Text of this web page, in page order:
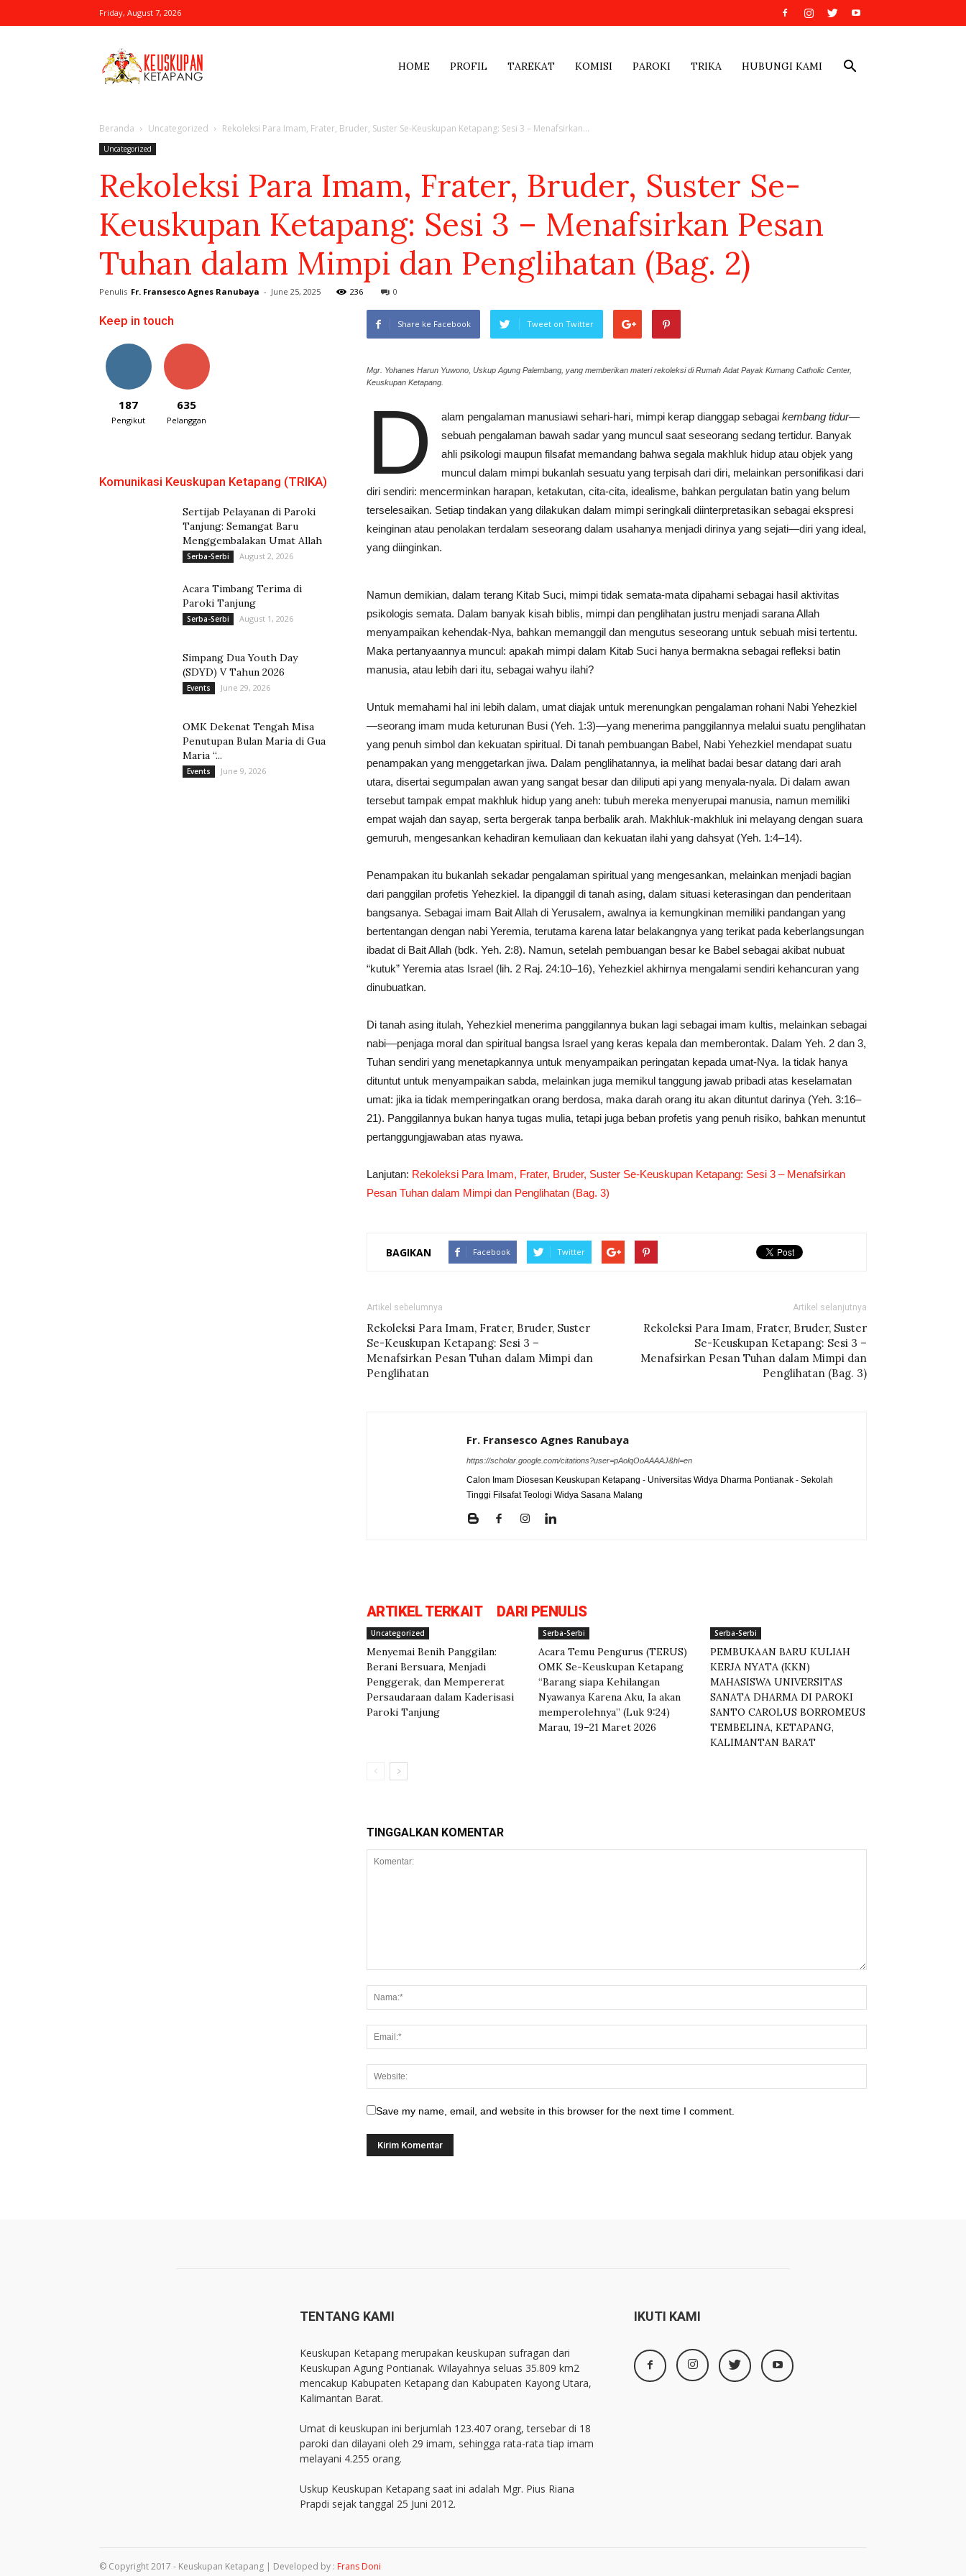
Friday, August 7, 2026
Keuskupan
Ketapang
HOME PROFIL TAREKAT KOMISI PAROKI TRIKA HUBUNGI KAMI
Beranda Uncategorized Rekoleksi Para Imam, Frater, Bruder, Suster Se-Keuskupan Ketapang: Sesi 3 – Menafsirkan...
Uncategorized
Rekoleksi Para Imam, Frater, Bruder, Suster Se-
Keuskupan Ketapang: Sesi 3 – Menafsirkan Pesan
Tuhan dalam Mimpi dan Penglihatan (Bag. 2)
Penulis Fr. Fransesco Agnes Ranubaya - June 25, 2025 236 0
Share ke Facebook Tweet on Twitter
Mgr. Yohanes Harun Yuwono, Uskup Agung Palembang, yang memberikan materi rekoleksi di Rumah Adat Payak Kumang Catholic Center,
Keuskupan Ketapang.
D alam pengalaman manusiawi sehari-hari, mimpi kerap dianggap sebagai kembang tidur—
sebuah pengalaman bawah sadar yang muncul saat seseorang sedang tertidur. Banyak
ahli psikologi maupun filsafat memandang bahwa segala makhluk hidup atau objek yang
muncul dalam mimpi bukanlah sesuatu yang terpisah dari diri, melainkan personifikasi dari
diri sendiri: mencerminkan harapan, ketakutan, cita-cita, idealisme, bahkan pergulatan batin yang belum
terselesaikan. Setiap tindakan yang dilakukan dalam mimpi seringkali diinterpretasikan sebagai ekspresi
keinginan atau penolakan terdalam seseorang dalam usahanya menjadi dirinya yang sejati—diri yang ideal,
yang diinginkan.
Namun demikian, dalam terang Kitab Suci, mimpi tidak semata-mata dipahami sebagai hasil aktivitas
psikologis semata. Dalam banyak kisah biblis, mimpi dan penglihatan justru menjadi sarana Allah
menyampaikan kehendak-Nya, bahkan memanggil dan mengutus seseorang untuk sebuah misi tertentu.
Maka pertanyaannya muncul: apakah mimpi dalam Kitab Suci hanya bermakna sebagai refleksi batin
manusia, atau lebih dari itu, sebagai wahyu ilahi?
Untuk memahami hal ini lebih dalam, umat diajak untuk merenungkan pengalaman rohani Nabi Yehezkiel
—seorang imam muda keturunan Busi (Yeh. 1:3)—yang menerima panggilannya melalui suatu penglihatan
yang penuh simbol dan kekuatan spiritual. Di tanah pembuangan Babel, Nabi Yehezkiel mendapat suatu
penampakan yang menggetarkan jiwa. Dalam penglihatannya, ia melihat badai besar datang dari arah
utara, disertai segumpalan awan yang sangat besar dan diliputi api yang menyala-nyala. Di dalam awan
tersebut tampak empat makhluk hidup yang aneh: tubuh mereka menyerupai manusia, namun memiliki
empat wajah dan sayap, serta bergerak tanpa berbalik arah. Makhluk-makhluk ini melayang dengan suara
gemuruh, mengesankan kehadiran kemuliaan dan kekuatan ilahi yang dahsyat (Yeh. 1:4–14).
Penampakan itu bukanlah sekadar pengalaman spiritual yang mengesankan, melainkan menjadi bagian
dari panggilan profetis Yehezkiel. Ia dipanggil di tanah asing, dalam situasi keterasingan dan penderitaan
bangsanya. Sebagai imam Bait Allah di Yerusalem, awalnya ia kemungkinan memiliki pandangan yang
bertentangan dengan nabi Yeremia, terutama karena latar belakangnya yang terikat pada keberlangsungan
ibadat di Bait Allah (bdk. Yeh. 2:8). Namun, setelah pembuangan besar ke Babel sebagai akibat nubuat
“kutuk” Yeremia atas Israel (lih. 2 Raj. 24:10–16), Yehezkiel akhirnya mengalami sendiri kehancuran yang
dinubuatkan.
Di tanah asing itulah, Yehezkiel menerima panggilannya bukan lagi sebagai imam kultis, melainkan sebagai
nabi—penjaga moral dan spiritual bangsa Israel yang keras kepala dan memberontak. Dalam Yeh. 2 dan 3,
Tuhan sendiri yang menetapkannya untuk menyampaikan peringatan kepada umat-Nya. Ia tidak hanya
dituntut untuk menyampaikan sabda, melainkan juga memikul tanggung jawab pribadi atas keselamatan
umat: jika ia tidak memperingatkan orang berdosa, maka darah orang itu akan dituntut darinya (Yeh. 3:16–
21). Panggilannya bukan hanya tugas mulia, tetapi juga beban profetis yang penuh risiko, bahkan menuntut
pertanggungjawaban atas nyawa.
Lanjutan: Rekoleksi Para Imam, Frater, Bruder, Suster Se-Keuskupan Ketapang: Sesi 3 – Menafsirkan
Pesan Tuhan dalam Mimpi dan Penglihatan (Bag. 3)
BAGIKAN Facebook Twitter
Artikel sebelumnya
Rekoleksi Para Imam, Frater, Bruder, Suster
Se-Keuskupan Ketapang: Sesi 3 –
Menafsirkan Pesan Tuhan dalam Mimpi dan
Penglihatan
Artikel selanjutnya
Rekoleksi Para Imam, Frater, Bruder, Suster
Se-Keuskupan Ketapang: Sesi 3 –
Menafsirkan Pesan Tuhan dalam Mimpi dan
Penglihatan (Bag. 3)
Fr. Fransesco Agnes Ranubaya
https://scholar.google.com/citations?user=pAolqOoAAAAJ&hl=en
Calon Imam Diosesan Keuskupan Ketapang - Universitas Widya Dharma Pontianak - Sekolah
Tinggi Filsafat Teologi Widya Sasana Malang
ARTIKEL TERKAIT DARI PENULIS
Uncategorized
Menyemai Benih Panggilan:
Berani Bersuara, Menjadi
Penggerak, dan Mempererat
Persaudaraan dalam Kaderisasi
Paroki Tanjung
Serba-Serbi
Acara Temu Pengurus (TERUS)
OMK Se-Keuskupan Ketapang
“Barang siapa Kehilangan
Nyawanya Karena Aku, Ia akan
memperolehnya” (Luk 9:24)
Marau, 19–21 Maret 2026
Serba-Serbi
PEMBUKAAN BARU KULIAH
KERJA NYATA (KKN)
MAHASISWA UNIVERSITAS
SANATA DHARMA DI PAROKI
SANTO CAROLUS BORROMEUS
TEMBELINA, KETAPANG,
KALIMANTAN BARAT
TINGGALKAN KOMENTAR
Save my name, email, and website in this browser for the next time I comment.
Keep in touch
187
Pengikut
635
Pelanggan
Komunikasi Keuskupan Ketapang (TRIKA)
Sertijab Pelayanan di Paroki
Tanjung: Semangat Baru
Menggembalakan Umat Allah
Serba-Serbi August 2, 2026
Acara Timbang Terima di
Paroki Tanjung
Serba-Serbi August 1, 2026
Simpang Dua Youth Day
(SDYD) V Tahun 2026
Events June 29, 2026
OMK Dekenat Tengah Misa
Penutupan Bulan Maria di Gua
Maria “...
Events June 9, 2026
TENTANG KAMI
Keuskupan Ketapang merupakan keuskupan sufragan dari
Keuskupan Agung Pontianak. Wilayahnya seluas 35.809 km2
mencakup Kabupaten Ketapang dan Kabupaten Kayong Utara,
Kalimantan Barat.
Umat di keuskupan ini berjumlah 123.407 orang, tersebar di 18
paroki dan dilayani oleh 29 imam, sehingga rata-rata tiap imam
melayani 4.255 orang.
Uskup Keuskupan Ketapang saat ini adalah Mgr. Pius Riana
Prapdi sejak tanggal 25 Juni 2012.
IKUTI KAMI
© Copyright 2017 - Keuskupan Ketapang | Developed by : Frans Doni